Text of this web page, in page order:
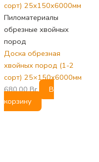
Пиломатериалы
обрезные хвойных
пород
Доска обрезная
хвойных пород (1-2
сорт) 25×150х6000мм
680,00Br
В
корзину